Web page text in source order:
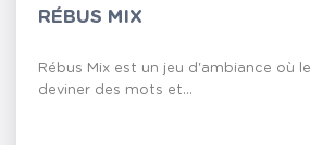
RÉBUS MIX
Rébus Mix est un jeu d'ambiance où
deviner des mots et...